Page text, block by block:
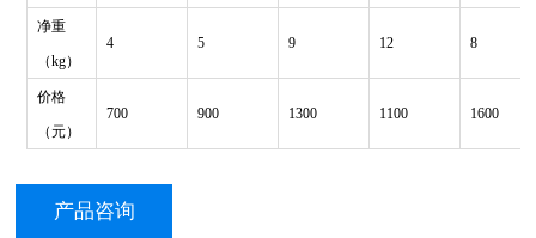
净重
（kg）
4 5 9 12 8
价格
（元）
700 900 1300 1100 1600
产品咨询